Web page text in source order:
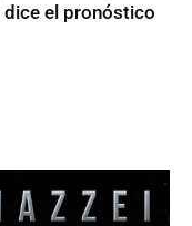
dice el pronóstico